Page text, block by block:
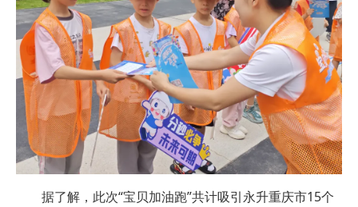
据了解，此次“宝贝加油跑”共计吸引永升重庆市15个